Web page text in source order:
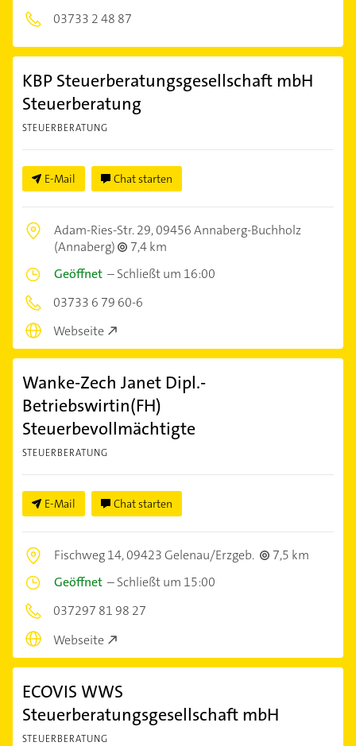
03733 2 48 87
KBP Steuerberatungsgesellschaft mbH
Steuerberatung
STEUERBERATUNG
E-Mail Chat starten
Adam-Ries-Str. 29,09456 Annaberg-Buchholz
(Annaberg)
7,4 km
Geöffnet –Schließt um 16:00
03733 6 79 60-6
Webseite
Wanke-Zech Janet Dipl.-
Betriebswirtin(FH)
Steuerbevollmächtigte
STEUERBERATUNG
E-Mail Chat starten
Fischweg 14,09423 Gelenau/Erzgeb.
7,5 km
Geöffnet –Schließt um 15:00
037297 81 98 27
Webseite
ECOVIS WWS
Steuerberatungsgesellschaft mbH
STEUERBERATUNG